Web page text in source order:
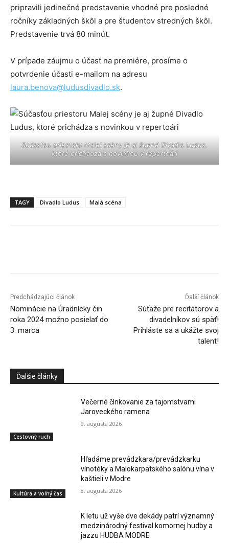
pripravili jedinečné predstavenie vhodné pre posledné
ročníky základných škôl a pre študentov stredných škôl.
Predstavenie trvá 80 minút.
V prípade záujmu o účasť na premiére, prosíme o
potvrdenie účasti e-mailom na adresu
laura.benova@ludusdivadlo.sk.
Súčasťou priestoru Malej scény je aj župné Divadlo Ludus,
ktoré prichádza s novinkou v repertoári
TAGY Divadlo Ludus Malá scéna
Predchádzajúci článok
Nominácie na Úradnícky čin
roka 2024 možno posielať do
3. marca
Ďalší článok
Súťaže pre recitátorov a
divadelníkov sú späť!
Prihláste sa a ukážte svoj
talent!
Ďalšie články
Cestovný ruch
Večerné člnkovanie za tajomstvami
Jaroveckého ramena
9. augusta 2026
Kultúra a voľný čas
Hľadáme prevádzkara/prevádzkarku
vínotéky a Malokarpatského salónu vína v
kaštieli v Modre
8. augusta 2026
K letu už vyše dve dekády patrí významný
medzinárodný festival komornej hudby a
jazzu HUDBA MODRE